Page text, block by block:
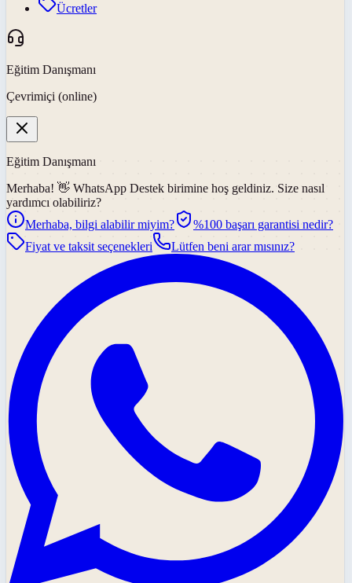
Ücretler
Eğitim Danışmanı
Çevrimiçi (online)
Eğitim Danışmanı
Merhaba! 👋 WhatsApp Destek birimine hoş geldiniz. Size nasıl
yardımcı olabiliriz?
Merhaba, bilgi alabilir miyim?
%100 başarı garantisi nedir?
Fiyat ve taksit seçenekleri
Lütfen beni arar mısınız?